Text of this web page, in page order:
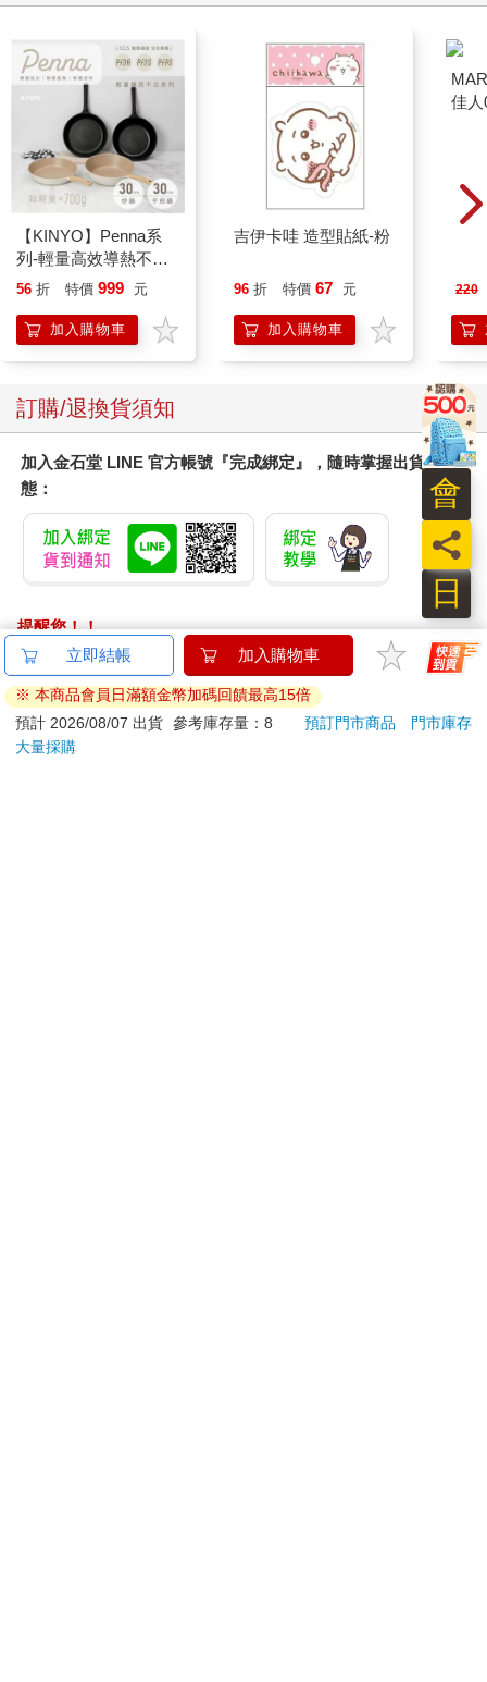
【KINYO】Penna系
列-輕量高效導熱不沾
平煎鍋30cm
56 折 特價 999 元
加入購物車
吉伊卡哇 造型貼紙-粉
96 折 特價 67 元
加入購物車
220
訂購/退換貨須知
加入金石堂 LINE 官方帳號『完成綁定』，隨時掌握出貨動
態：
提醒您！！
金石堂及銀行均不會請您操作ATM! 如接獲電話要求您前往
ATM提款機，請不要聽從指示，以免受騙上當！
退換貨須知：
**提醒您，鑑賞期不等於試用期，退回商品須為全新狀態**
立即結帳 加入購物車
※ 本商品會員日滿額金幣加碼回饋最高15倍
預計 2026/08/07 出貨 參考庫存量：8 預訂門市商品
門市庫存
大量採購
日
員
會